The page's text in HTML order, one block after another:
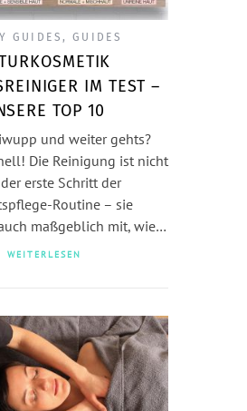
GUIDES , GUIDES
IM TEST –
TOP 10
und weiter gehts?
Die Reinigung ist nicht
erste Schritt der
Routine – sie
maßgeblich mit, wie…
WEITERLESEN